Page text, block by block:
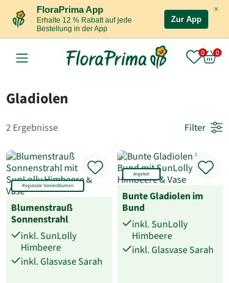
×
FloraPrima App
Erhalte 12 % Rabatt auf jede
Bestellung in der App
Zur App
Gladiolen
2 Ergebnisse Filter
Regionale Sonnenblumen
Blumenstrauß
Sonnenstrahl
inkl. SunLolly
Himbeere
inkl. Glasvase Sarah
Angebot
Bunte Gladiolen im
Bund
inkl. SunLolly
Himbeere
inkl. Glasvase Sarah